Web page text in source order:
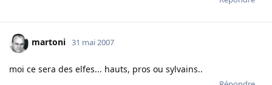
martoni 31 mai 2007
moi ce sera des elfes... hauts, pros ou sylvains..